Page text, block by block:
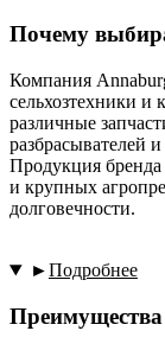
Почему
Компания
сельхозтехники и
различные
разбрасывателей
Продукция бренда
и крупных
долговечности.
►Подробнее